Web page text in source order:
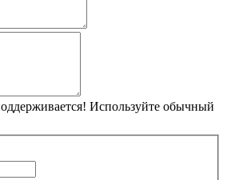
Используйте обычный